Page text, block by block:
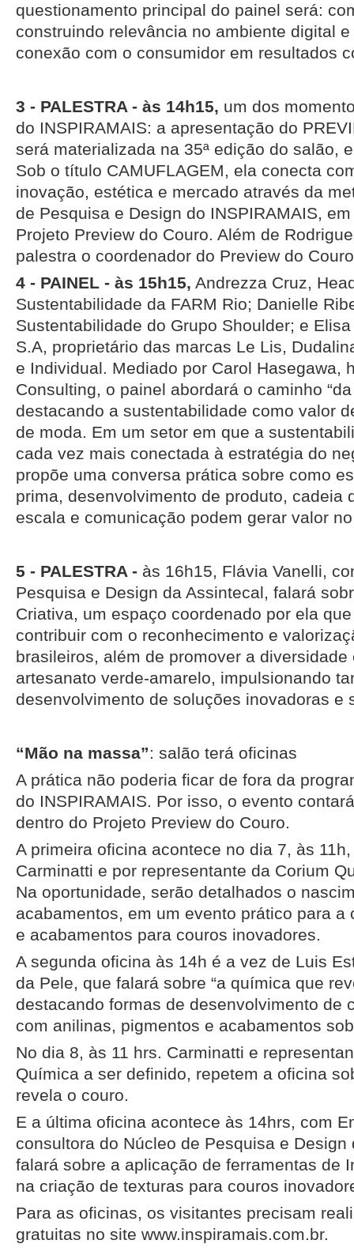
questionamento principal do painel será:
construindo relevância no ambiente digital
conexão com o consumidor em resultados
3 - PALESTRA - às 14h15, um dos
do INSPIRAMAIS: a apresentação do
será materializada na 35ª edição do salão,
Sob o título CAMUFLAGEM, ela conecta
inovação, estética e mercado através da
de Pesquisa e Design do INSPIRAMAIS,
Projeto Preview do Couro. Além de
palestra o coordenador do Preview do
4 - PAINEL - às 15h15, Andrezza Cruz,
Sustentabilidade da FARM Rio; Danielle
Sustentabilidade do Grupo Shoulder; e
S.A, proprietário das marcas Le Lis,
e Individual. Mediado por Carol Hasegawa,
Consulting, o painel abordará o caminho
destacando a sustentabilidade como valor
de moda. Em um setor em que a
cada vez mais conectada à estratégia do
propõe uma conversa prática sobre como
prima, desenvolvimento de produto, cadeia
escala e comunicação podem gerar valor
5 - PALESTRA - às 16h15, Flávia Vanelli,
Pesquisa e Design da Assintecal, falará
Criativa, um espaço coordenado por ela
contribuir com o reconhecimento e
brasileiros, além de promover a diversidade
artesanato verde-amarelo, impulsionando
desenvolvimento de soluções inovadoras e
“Mão na massa”: salão terá oficinas
A prática não poderia ficar de fora da
do INSPIRAMAIS. Por isso, o evento
dentro do Projeto Preview do Couro.
A primeira oficina acontece no dia 7, às
Carminatti e por representante da Corium
Na oportunidade, serão detalhados o
acabamentos, em um evento prático para a
e acabamentos para couros inovadores.
A segunda oficina às 14h é a vez de Luis
da Pele, que falará sobre “a química que
destacando formas de desenvolvimento de
com anilinas, pigmentos e acabamentos
No dia 8, às 11 hrs. Carminatti e
Química a ser definido, repetem a oficina
revela o couro.
E a última oficina acontece às 14hrs, com
consultora do Núcleo de Pesquisa e Design
falará sobre a aplicação de ferramentas de
na criação de texturas para couros
Para as oficinas, os visitantes precisam
gratuitas no site www.inspiramais.com.br.